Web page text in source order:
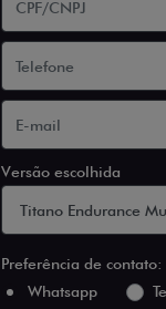
Versão escolhida
Preferência de contato:
Whatsapp